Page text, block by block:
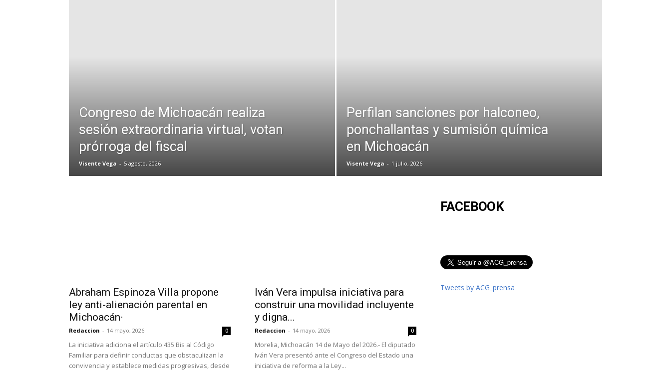
Congreso de Michoacán realiza
sesión extraordinaria virtual, votan
prórroga del fiscal
Visente Vega - 5 agosto, 2026
Perfilan sanciones por halconeo,
ponchallantas y sumisión química
en Michoacán
Visente Vega - 1 julio, 2026
Abraham Espinoza Villa propone
ley anti-alienación parental en
Michoacán·
Redaccion - 14 mayo, 2026 0
La iniciativa adiciona el artículo 435 Bis al Código
Familiar para definir conductas que obstaculizan la
convivencia y establece medidas progresivas, desde
Iván Vera impulsa iniciativa para
construir una movilidad incluyente
y digna...
Redaccion - 14 mayo, 2026 0
Morelia, Michoacán 14 de Mayo del 2026.- El diputado
Iván Vera presentó ante el Congreso del Estado una
iniciativa de reforma a la Ley...
FACEBOOK
Tweets by ACG_prensa